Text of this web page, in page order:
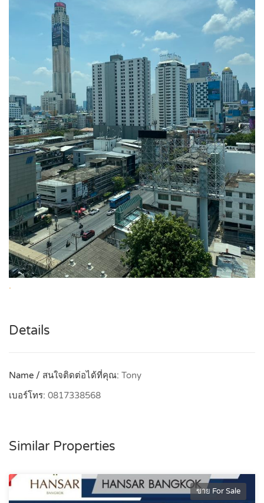
.
Details
Name / สนใจติดต่อได้ที่คุณ: Tony
เบอร์โทร: 0817338568
Similar Properties
ขาย For Sale